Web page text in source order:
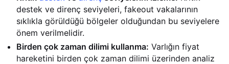
destek ve direnç seviyeleri, fakeout vakalarının
sıklıkla görüldüğü bölgeler olduğundan bu seviyelere
önem verilmelidir.
Birden çok zaman dilimi kullanma: Varlığın fiyat
hareketini birden çok zaman dilimi üzerinden analiz